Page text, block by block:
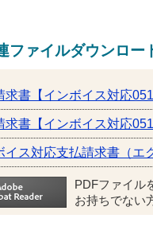
ファイルダウンロー
求書【インボイス対応
求書【インボイス対応
イス対応支払請求書（エ
PDFファイル
お持ちでない